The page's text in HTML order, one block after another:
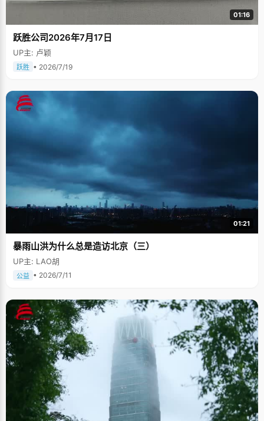
01:16
跃胜公司2026年7月17日
UP主: 卢颖
跃胜 • 2026/7/19
01:21
暴雨山洪为什么总是造访北京（三）
UP主: LAO胡
公益 • 2026/7/11